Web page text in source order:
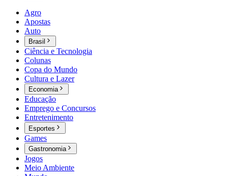
Agro
Apostas
Auto
Brasil
Ciência e Tecnologia
Colunas
Copa do Mundo
Cultura e Lazer
Economia
Educação
Emprego e Concursos
Entretenimento
Esportes
Games
Gastronomia
Jogos
Meio Ambiente